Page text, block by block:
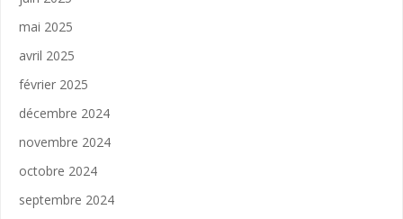
mai 2025
avril 2025
février 2025
décembre 2024
novembre 2024
octobre 2024
septembre 2024